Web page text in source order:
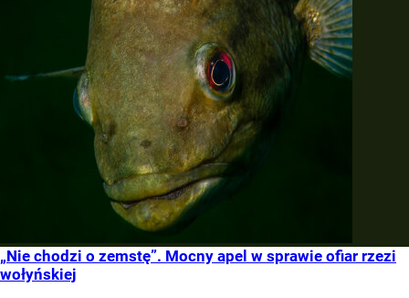
„Nie chodzi o zemstę”. Mocny apel w sprawie ofiar rzezi
wołyńskiej